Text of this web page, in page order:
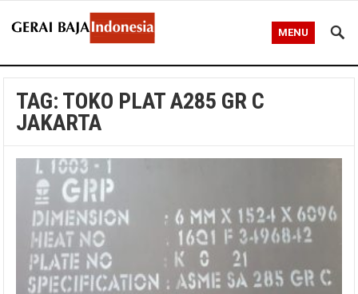
MENU
TAG: TOKO PLAT A285 GR C
JAKARTA